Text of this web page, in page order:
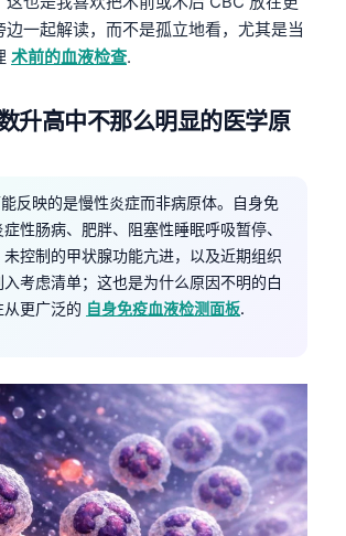
边一起解读，而不是孤立地看，尤其是当
术前的血液检查.
升高中不那么明显的医学原
反映的是慢性炎症而非病原体。自身免
性肠病、肥胖、阻塞性睡眠呼吸暂停、
控制的甲状腺功能亢进，以及近期组织
考虑清单；这也是为什么原因不明的白
更广泛的 自身免疫血液检测面板.